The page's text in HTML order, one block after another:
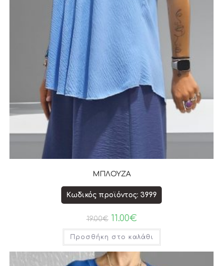
ΜΠΛΟΥΖΑ
Κωδικός προϊόντος: 3999
19.00€ 11.00€
Προσθήκη στο καλάθι